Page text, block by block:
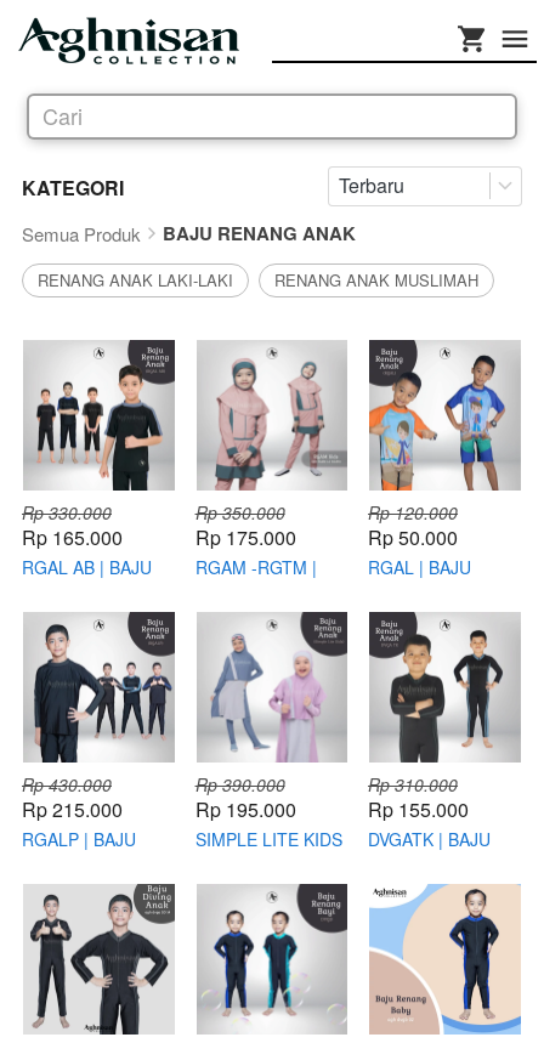
Cari
KATEGORI Terbaru
Semua Produk BAJU RENANG ANAK
RENANG ANAK LAKI-LAKI RENANG ANAK MUSLIMAH
Rp 330.000
Rp 165.000
RGAL AB | BAJU
LAKI LAKI
SETELAN ATAS
BAWAH
Rp 350.000
Rp 175.000
RGAM -RGTM |
ANAK
PEREMPUAN
Rp 120.000
Rp 50.000
RGAL | BAJU
LAKI-LAKI
Rp 430.000
Rp 215.000
RGALP | BAJU
LAKI - LAKI
LENGAN PANJANG
Rp 390.000
Rp 195.000
SIMPLE LITE KIDS
ANAK
PEREMPUAN
Rp 310.000
Rp 155.000
DVGATK | BAJU
LAKI-LAKI USIA TK